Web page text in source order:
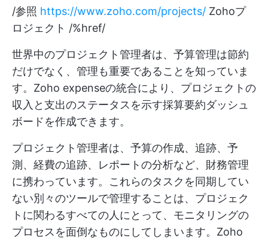
/参照 https://www.zoho.com/projects/ Zohoプ
ロジェクト /%href/
世界中のプロジェクト管理者は、予算管理は節約
だけでなく、管理も重要であることを知っていま
す。Zoho expenseの統合により、プロジェクトの
収入と支出のステータスを示す採算要約ダッシュ
ボードを作成できます。
プロジェクト管理者は、予算の作成、追跡、予
測、経費の追跡、レポートの分析など、財務管理
に携わっています。これらのタスクを同期してい
ない別々のツールで管理することは、プロジェク
トに関わるすべての人にとって、モニタリングの
プロセスを面倒なものにしてしまいます。Zoho